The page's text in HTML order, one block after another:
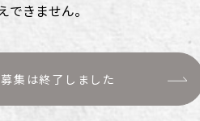
きません。
募集は終了しました